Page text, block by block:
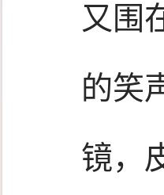
又围
的笑
镜，